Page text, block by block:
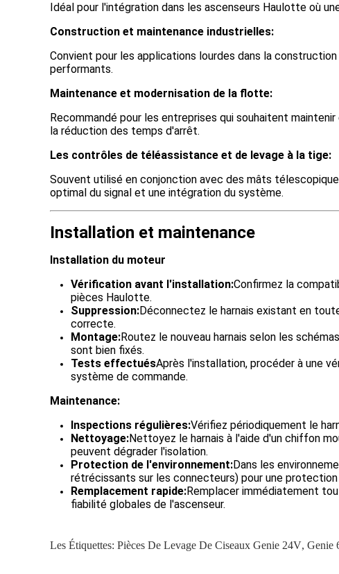
Idéal pour l'intégration dans les ascenseurs Haulotte où
Construction et maintenance industrielles:
Convient pour les applications lourdes dans la
performants.
Maintenance et modernisation de la flotte:
Recommandé pour les entreprises qui souhaitent
la réduction des temps d'arrêt.
Les contrôles de téléassistance et de levage à la tige:
Souvent utilisé en conjonction avec des mâts
optimal du signal et une intégration du système.
Installation et maintenance
Installation du moteur
Vérification avant l'installation:Confirmez la
pièces Haulotte.
Suppression:Déconnectez le harnais existant en
correcte.
Montage:Routez le nouveau harnais selon les
sont bien fixés.
Tests effectuésAprès l'installation, procéder à une
système de commande.
Maintenance:
Inspections régulières:Vérifiez périodiquement le
Nettoyage:Nettoyez le harnais à l'aide d'un chiffon
peuvent dégrader l'isolation.
Protection de l'environnement:Dans les
rétrécissants sur les connecteurs) pour une
Remplacement rapide:Remplacer immédiatement
fiabilité globales de l'ascenseur.
Les Étiquettes: Pièces De Levage De Ciseaux Genie 24V, Genie